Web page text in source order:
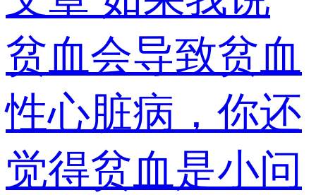
贫血会导致贫血
性心脏病，你还
觉得贫血是小问